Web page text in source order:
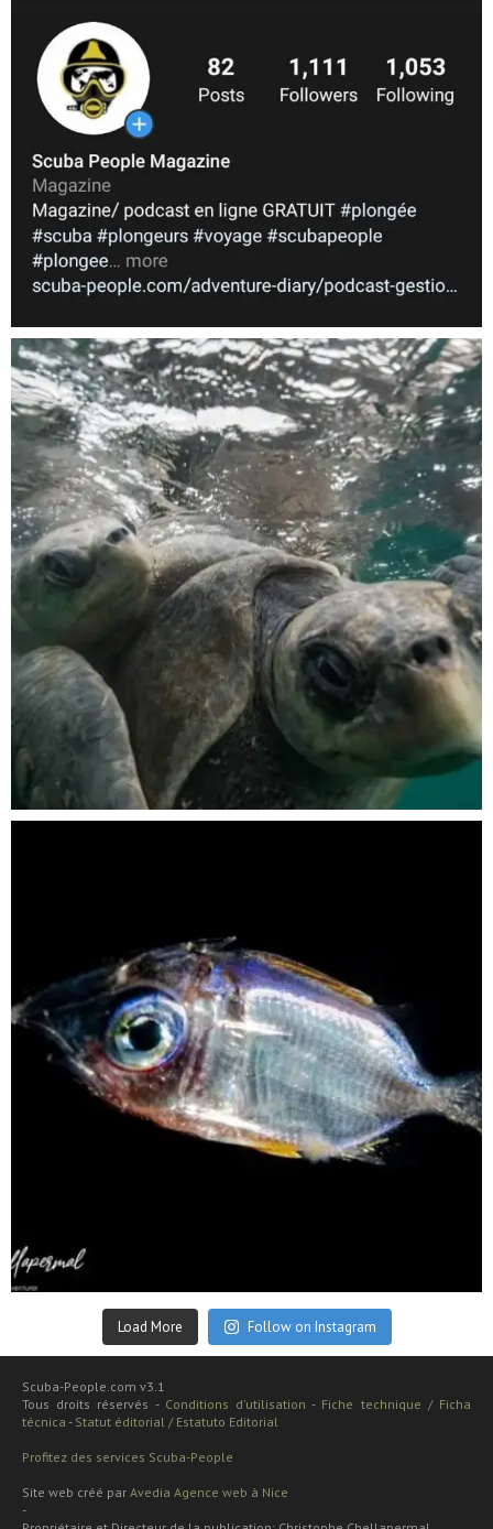
Nov 5
scuba_people_magazine
Sep 24
Load More Follow on Instagram
Scuba-People.com v3.1
Tous droits réservés - Conditions d'utilisation - Fiche technique / Ficha
técnica - Statut éditorial / Estatuto Editorial
Profitez des services Scuba-People
Site web créé par Avedia Agence web à Nice
-